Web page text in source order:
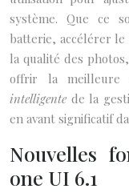
système. Que ce
batterie, accélérer le
la qualité des
offrir la meilleure
intelligente de la
en avant significatif
Nouvelles
one UI 6.1